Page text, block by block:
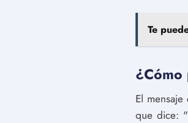
Te
¿Cómo
El
que dice: